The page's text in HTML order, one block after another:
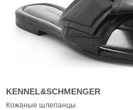
KENNEL&SCHMENGER
Кожаные шлепанцы